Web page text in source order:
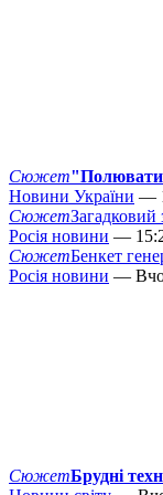
Сюжет"Полювати
Новини України —
СюжетЗагадковий
Росія новини —
СюжетБенкет
Росія новини —
СюжетБрудні